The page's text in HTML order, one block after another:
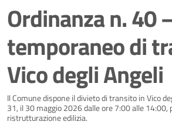
Ordinanza n. 40
temporaneo di
Vico degli Angeli
Dettagli della
Il Comune dispone il divieto di transito in Vico
31, il 30 maggio 2026 dalle ore 7:00 alle 14:00,
ristrutturazione edilizia.